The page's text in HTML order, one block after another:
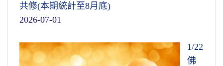
共修(本期統計至8月底)
2026-07-01
1/22
佛